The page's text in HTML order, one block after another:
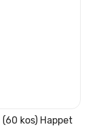
kos) Happet